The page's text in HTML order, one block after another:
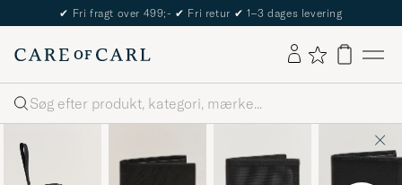
The Care of Carl Passport
Søg